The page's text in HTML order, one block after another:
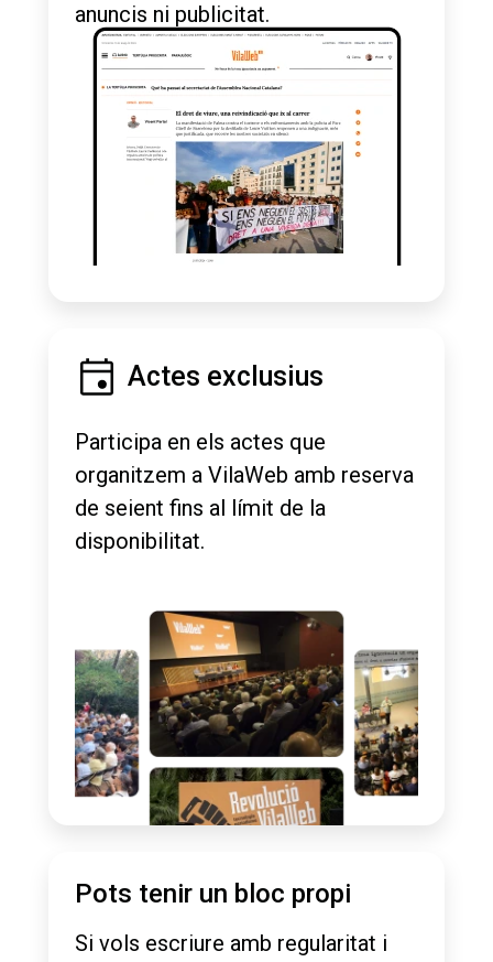
anuncis ni publicitat.
Actes exclusius
Participa en els actes que
organitzem a VilaWeb amb reserva
de seient fins al límit de la
disponibilitat.
Pots tenir un bloc propi
Si vols escriure amb regularitat i